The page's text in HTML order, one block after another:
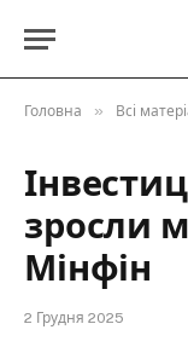
Головна » Всі
зросли
Мінфін
2 Грудня 2025